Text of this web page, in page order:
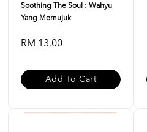
Soothing The Soul : Wahyu
Yang Memujuk
RM 13.00
Add To Cart